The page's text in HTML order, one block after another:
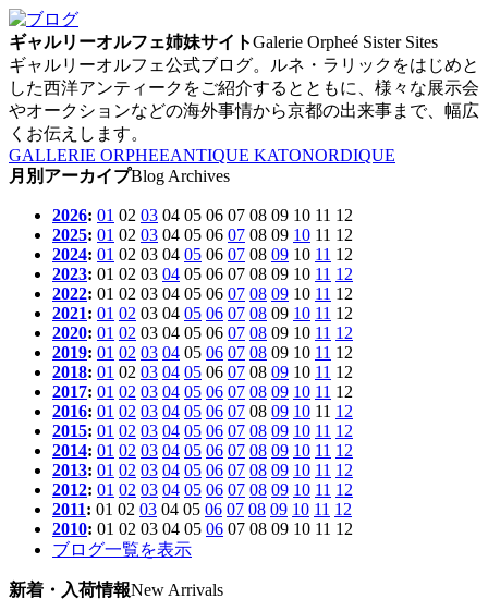
ギャルリーオルフェ姉妹サイトGalerie Orpheé Sister Sites
ギャルリーオルフェ公式ブログ。ルネ・ラリックをはじめと
した西洋アンティークをご紹介するとともに、様々な展示会
やオークションなどの海外事情から京都の出来事まで、幅広
くお伝えします。
GALLERIE ORPHEEANTIQUE KATONORDIQUE
月別アーカイプBlog Archives
2026: 01 02 03 04 05 06 07 08 09 10 11 12
2025: 01 02 03 04 05 06 07 08 09 10 11 12
2024: 01 02 03 04 05 06 07 08 09 10 11 12
2023: 01 02 03 04 05 06 07 08 09 10 11 12
2022: 01 02 03 04 05 06 07 08 09 10 11 12
2021: 01 02 03 04 05 06 07 08 09 10 11 12
2020: 01 02 03 04 05 06 07 08 09 10 11 12
2019: 01 02 03 04 05 06 07 08 09 10 11 12
2018: 01 02 03 04 05 06 07 08 09 10 11 12
2017: 01 02 03 04 05 06 07 08 09 10 11 12
2016: 01 02 03 04 05 06 07 08 09 10 11 12
2015: 01 02 03 04 05 06 07 08 09 10 11 12
2014: 01 02 03 04 05 06 07 08 09 10 11 12
2013: 01 02 03 04 05 06 07 08 09 10 11 12
2012: 01 02 03 04 05 06 07 08 09 10 11 12
2011: 01 02 03 04 05 06 07 08 09 10 11 12
2010: 01 02 03 04 05 06 07 08 09 10 11 12
ブログ一覧を表示
新着・入荷情報New Arrivals